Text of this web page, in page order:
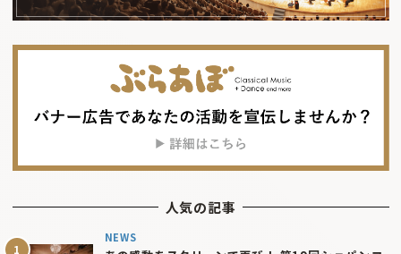
人気の記事
NEWS